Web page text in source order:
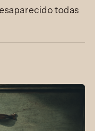
todas